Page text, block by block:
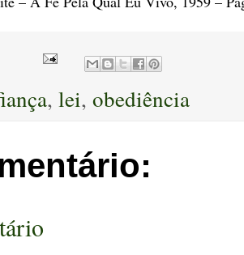
, lei, obediência